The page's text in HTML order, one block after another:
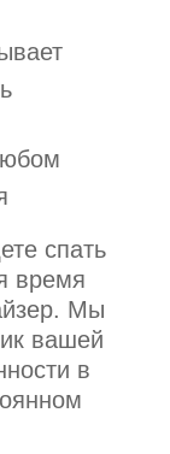
спать
время
Мы
вашей
в